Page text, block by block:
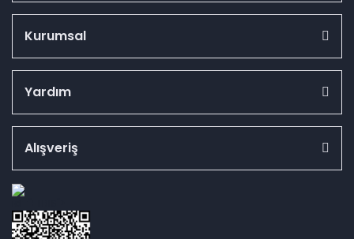
Kurumsal
Yardım
Alışveriş